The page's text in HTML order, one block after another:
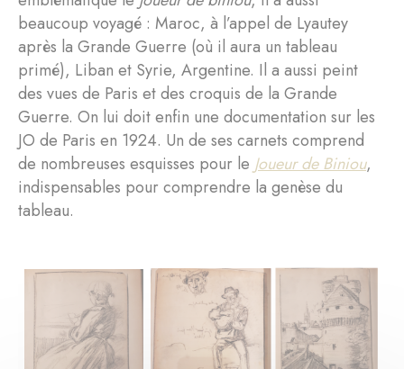
beaucoup voyagé : Maroc, à l’appel de Lyautey
après la Grande Guerre (où il aura un tableau
primé), Liban et Syrie, Argentine. Il a aussi peint
des vues de Paris et des croquis de la Grande
Guerre. On lui doit enfin une documentation sur les
JO de Paris en 1924. Un de ses carnets comprend
de nombreuses esquisses pour le Joueur de Biniou,
indispensables pour comprendre la genèse du
tableau.